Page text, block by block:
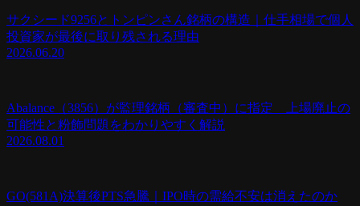
サクシード9256とトンピンさん銘柄の構造｜仕手相場で個人
投資家が最後に取り残される理由
2026.06.20
Abalance（3856）が監理銘柄（審査中）に指定 上場廃止の
可能性と粉飾問題をわかりやすく解説
2026.08.01
GO(581A)決算後PTS急騰｜IPO時の需給不安は消えたのか